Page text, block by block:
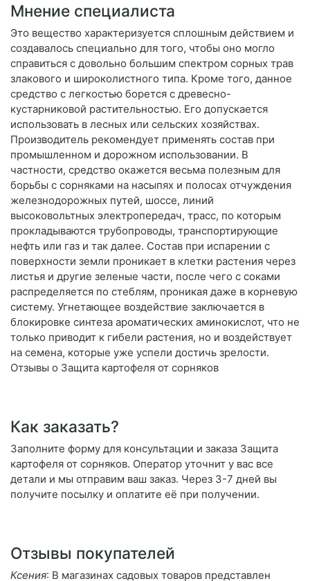
Мнение специалиста
Это вещество характеризуется сплошным действием и
создавалось специально для того, чтобы оно могло
справиться с довольно большим спектром сорных трав
злакового и широколистного типа. Кроме того, данное
средство с легкостью борется с древесно-
кустарниковой растительностью. Его допускается
использовать в лесных или сельских хозяйствах.
Производитель рекомендует применять состав при
промышленном и дорожном использовании. В
частности, средство окажется весьма полезным для
борьбы с сорняками на насыпях и полосах отчуждения
железнодорожных путей, шоссе, линий
высоковольтных электропередач, трасс, по которым
прокладываются трубопроводы, транспортирующие
нефть или газ и так далее. Состав при испарении с
поверхности земли проникает в клетки растения через
листья и другие зеленые части, после чего с соками
распределяется по стеблям, проникая даже в корневую
систему. Угнетающее воздействие заключается в
блокировке синтеза ароматических аминокислот, что не
только приводит к гибели растения, но и воздействует
на семена, которые уже успели достичь зрелости.
Отзывы о Защита картофеля от сорняков
Как заказать?
Заполните форму для консультации и заказа Защита
картофеля от сорняков. Оператор уточнит у вас все
детали и мы отправим ваш заказ. Через 3-7 дней вы
получите посылку и оплатите её при получении.
Отзывы покупателей
Ксения: В магазинах садовых товаров представлен